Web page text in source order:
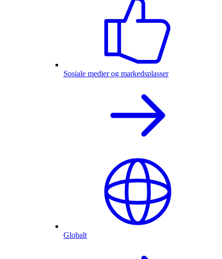
Sosiale medier og markedsplasser
Globalt